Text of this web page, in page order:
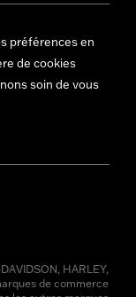
préférences en
de cookies
soin de vous
HARLEY,
de commerce